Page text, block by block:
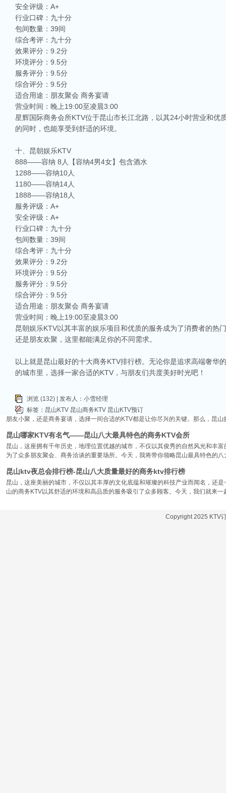
相关推荐
昆山ktv夜场哪里好玩-昆山八大便宜好玩的商务ktv会所排名
昆山天外天KTV以其优雅的环境和周到的服务著称。这里不仅拥有现代的音响设
响，给你带来无与伦比的视听享受。这里还提供多种酒水和小吃，确保你和朋友
昆山ktv哪个比较好-昆山八大比较好的ktv娱乐会所推荐
昆山，一座充满活力与魅力的城市，以其丰富的美食、独特的文化和而闻名。如
让我们一起来看看，昆山有哪些比较好的KTV娱乐会所，给你带来无与伦比的唱歌
昆山位于江苏省苏州市，是一个经济蓬勃发展的城市，不仅在商业、旅游等方
律。和其他城市一样，昆山的KTV也有高低之分，而高端KTV以其绝佳的环境、
昆山ktv夜总会哪家好-昆山八大最好玩的商务ktv推荐
在昆山这座历史悠久而又充满活力的城市，KTV无疑是最受欢迎的娱乐场所之一
朋友小聚，还是商务宴请，选择一间合适的KTV都是让你尽兴的关键。那么，昆
昆山哪家KTV有名气——昆山八大最具特色的商务KTV会所
昆山，这座拥有千年历史，地理位置优越的城市，不仅以其俊秀的自然风光和丰
为了众多朋友聚会、商务洽谈的重要场所。今天，我将带你领略昆山最具特色的
昆山ktv夜总会排行榜-昆山八大质量最好的商务ktv排行榜
昆山，这座美丽的城市，不仅以其丰厚的文化底蕴和璀璨的科技产业而闻名，还
山的商务KTV以其舒适的环境和高品质的服务吸引了众多顾客。今天，我们就来
安全评级：A+
行业口碑：九十分
包间数量：39间
综合考评：九十分
效果评分：9.2分
环境评分：9.5分
服务评分：9.5分
综合评分：9.5分
适合用途：朋友聚会 商务宴请
营业时间：晚上19:00至凌晨3:00
星辉国际商务会所KTV位于昆山市长江北路，以其24小时营业和
的同时，也能享受到舒适的环境。
十、昆朝娱乐KTV
888——容纳 8人【容纳4男4女】包含酒水
1288——容纳10人
1180——容纳14人
1888——容纳18人
服务评级：A+
安全评级：A+
行业口碑：九十分
包间数量：39间
综合考评：九十分
效果评分：9.2分
环境评分：9.5分
服务评分：9.5分
综合评分：9.5分
适合用途：朋友聚会 商务宴请
营业时间：晚上19:00至凌晨3:00
昆朝娱乐KTV以其丰富的娱乐项目和优质的服务成为了消费者的
还是朋友欢聚，这里都能满足你的不同需求。
以上就是昆山最好的十大商务KTV排行榜。无论你是追求高端奢
的城市里，选择一家合适的KTV，与朋友们共度美好时光吧！
浏览 (132) | 发布人：小雪经理
标签： 昆山KTV 昆山商务KTV 昆山KTV预订
Copyright 2025 KTV